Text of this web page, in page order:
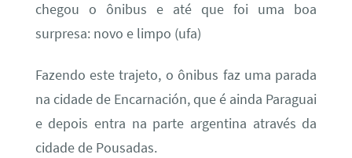
chegou o ônibus e até que foi uma boa
surpresa: novo e limpo (ufa)
Fazendo este trajeto, o ônibus faz uma parada
na cidade de Encarnación, que é ainda Paraguai
e depois entra na parte argentina através da
cidade de Pousadas.